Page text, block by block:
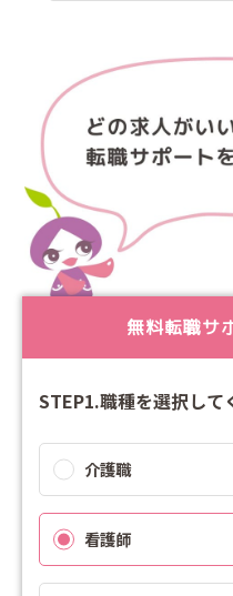
無料転職サ
STEP1.職種を選択して
介護職
看護師